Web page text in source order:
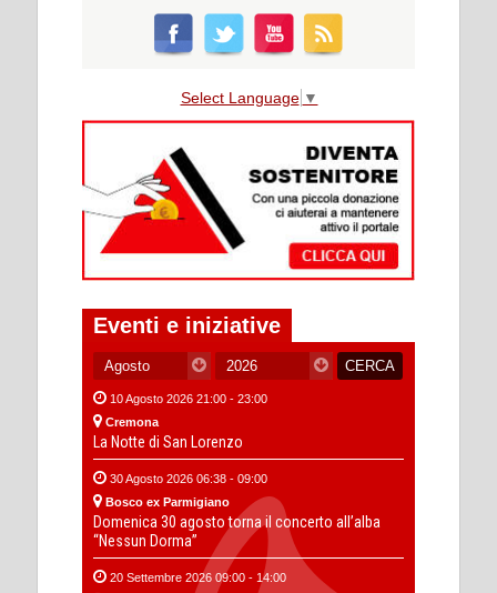
Select Language ▼
Eventi e iniziative
10 Agosto 2026 21:00 - 23:00
Cremona
La Notte di San Lorenzo
30 Agosto 2026 06:38 - 09:00
Bosco ex Parmigiano
Domenica 30 agosto torna il concerto all’alba
“Nessun Dorma”
20 Settembre 2026 09:00 - 14:00